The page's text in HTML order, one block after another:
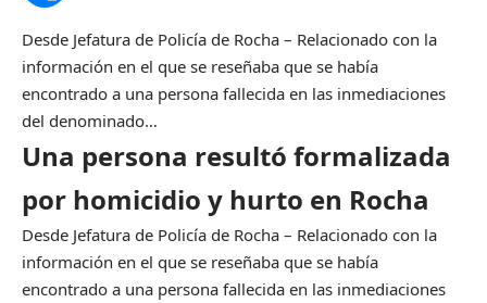
Desde Jefatura de Policía de Rocha – Relacionado con la
información en el que se reseñaba que se había
encontrado a una persona fallecida en las inmediaciones
del denominado…
Una persona resultó formalizada
por homicidio y hurto en Rocha
Desde Jefatura de Policía de Rocha – Relacionado con la
información en el que se reseñaba que se había
encontrado a una persona fallecida en las inmediaciones